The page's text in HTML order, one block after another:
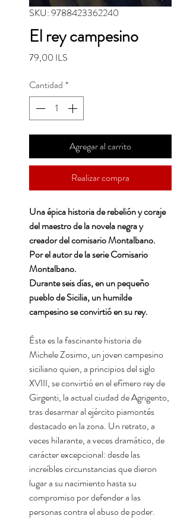
SKU: 9788423362240
El rey campesino
79,00 ILS
Cantidad *
Agregar al carrito
Realizar compra
Una épica historia de rebelión y coraje
del maestro de la novela negra y
creador del comisario Montalbano.
Por el autor de la serie Comisario
Montalbano.
Durante seis días, en un pequeño
pueblo de Sicilia, un humilde
campesino se convirtió en su rey.
Ésta es la fascinante historia de
Michele Zosimo, un joven campesino
siciliano quien, a principios del siglo
XVIII, se convirtió en el efímero rey de
Girgenti, la actual ciudad de Agrigento,
tras desarmar al ejército piamontés
destacado en la zona. Un retrato, a
veces hilarante, a veces dramático, de
carácter excepcional: desde las
increíbles circunstancias que dieron
lugar a su nacimiento hasta su
compromiso por defender a las
personas contra el abuso de poder.